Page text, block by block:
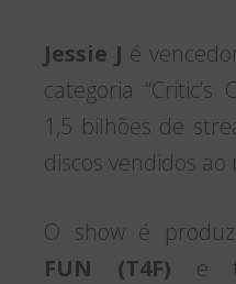
Jessie J é
categoria
1,5 bilhões de
discos vendidos
O show é
FUN (T4F) e